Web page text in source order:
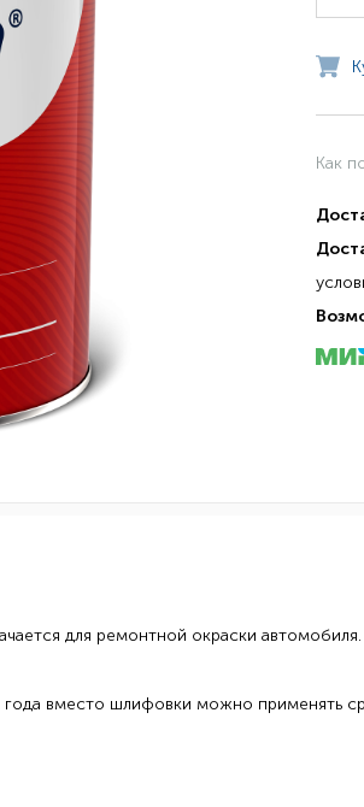
Как
для ремонтной окраски автомобиля.
вместо шлифовки можно применять